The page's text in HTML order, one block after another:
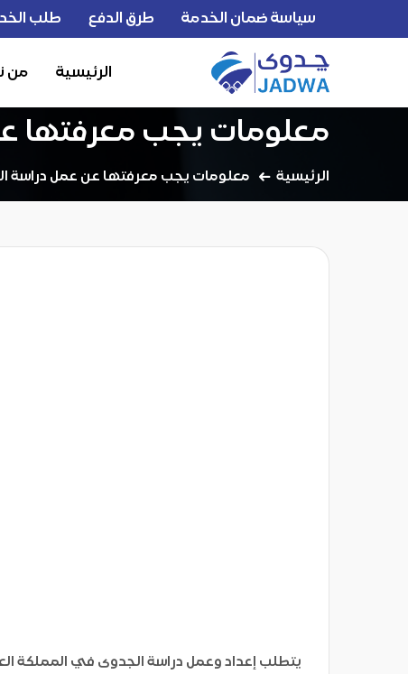
سياسة ضمان الخدمة طرق الدفع طلب
الرئيسية من
معلومات يجب معرفتها عن
الرئيسية معلومات يجب معرفتها عن عمل دراسة
يتطلب إعداد وعمل دراسة الجدوى في المملكة